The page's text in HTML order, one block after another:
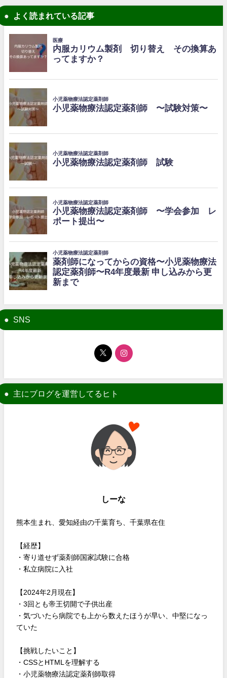
よく読まれている記事
SNS
主にブログを運営してるヒト
しーな
熊本生まれ、愛知経由の千葉育ち、千葉県在住
【経歴】
・寄り道せず薬剤師国家試験に合格
・私立病院に入社
【2024年2月現在】
・3回とも帝王切開で子供出産
・気づいたら病院でも上から数えたほうが早い、中堅になっ
ていた
【挑戦したいこと】
・CSSとHTMLを理解する
・小児薬物療法認定薬剤師取得